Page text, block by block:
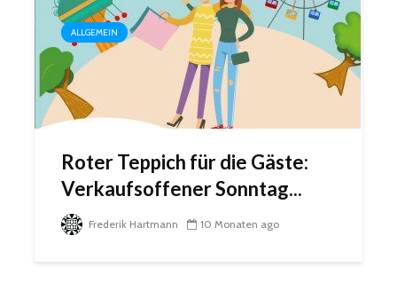
ALLGEMEIN
Roter Teppich für die Gäste:
Verkaufsoffener Sonntag...
Frederik Hartmann 10 Monaten ago